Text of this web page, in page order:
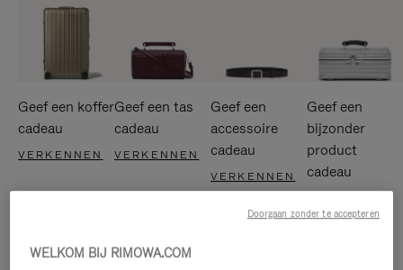
Geef een koffer
cadeau
VERKENNEN
Geef een tas
cadeau
VERKENNEN
Geef een
accessoire
cadeau
VERKENNEN
Geef een
bijzonder
product
cadeau
WELKOM BIJ RIMOWA.COM
Doorgaan zonder te accepteren